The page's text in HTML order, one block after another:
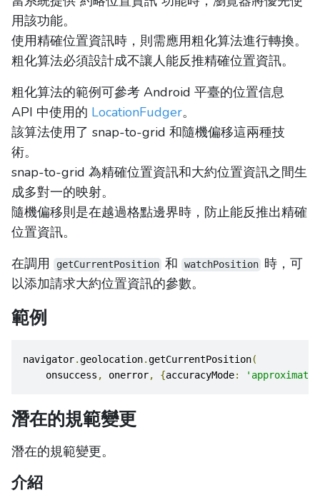
用該功能。
使用精確位置資訊時，則需應用粗化算法進行轉換。
粗化算法必須設計成不讓人能反推精確位置資訊。
粗化算法的範例可參考 Android 平臺的位置信息
API 中使用的 LocationFudger。
該算法使用了 snap-to-grid 和隨機偏移這兩種技
術。
snap-to-grid 為精確位置資訊和大約位置資訊之間生
成多對一的映射。
隨機偏移則是在越過格點邊界時，防止能反推出精確
位置資訊。
在調用
getCurrentPosition 和 watchPosition 時，可
以添加請求大約位置資訊的參數。
範例
navigator.geolocation.getCurrentPosition(
    onsuccess
, onerror, {accuracyMode: 'approximate'
潛在的規範變更
潛在的規範變更。
介紹